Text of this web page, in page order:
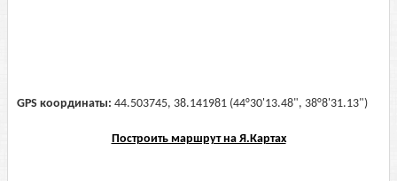
GPS координаты: 44.503745, 38.141981 (44°30'13.48", 38°8'31.13")
Построить маршрут на Я.Картах